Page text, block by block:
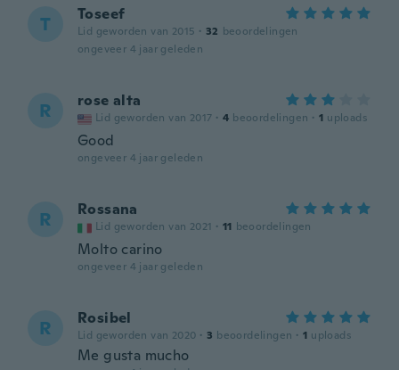
T Toseef
Lid geworden van 2015 · 32 beoordelingen
ongeveer 4 jaar geleden
R rose alta
Lid geworden van 2017 · 4 beoordelingen · 1 uploads
Good
ongeveer 4 jaar geleden
R Rossana
Lid geworden van 2021 · 11 beoordelingen
Molto carino
ongeveer 4 jaar geleden
R Rosibel
Lid geworden van 2020 · 3 beoordelingen · 1 uploads
Me gusta mucho